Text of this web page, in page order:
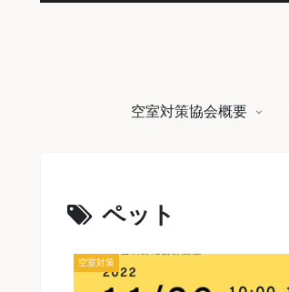
空室対策協会概要
ペット
空室対策